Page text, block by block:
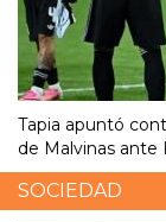
Tapia apuntó
de Malvinas ante
SOCIEDAD